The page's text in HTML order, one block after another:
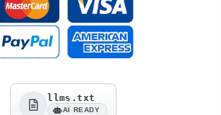
llms.txt
AI READY